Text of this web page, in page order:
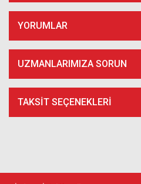
YORUMLAR
UZMANLARIMIZA SORUN
TAKSIT SEÇENEKLERI